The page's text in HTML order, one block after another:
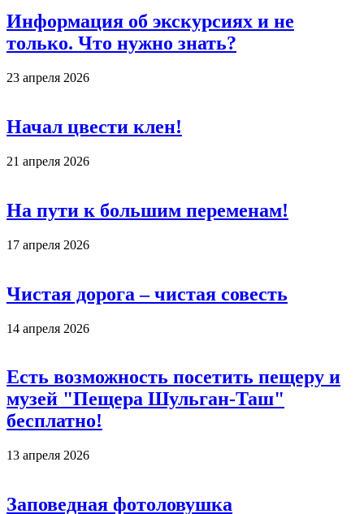
Информация об экскурсиях и не
только. Что нужно знать?
23 апреля 2026
Начал цвести клен!
21 апреля 2026
На пути к большим переменам!
17 апреля 2026
Чистая дорога – чистая совесть
14 апреля 2026
Есть возможность посетить пещеру и
музей "Пещера Шульган-Таш"
бесплатно!
13 апреля 2026
Заповедная фотоловушка